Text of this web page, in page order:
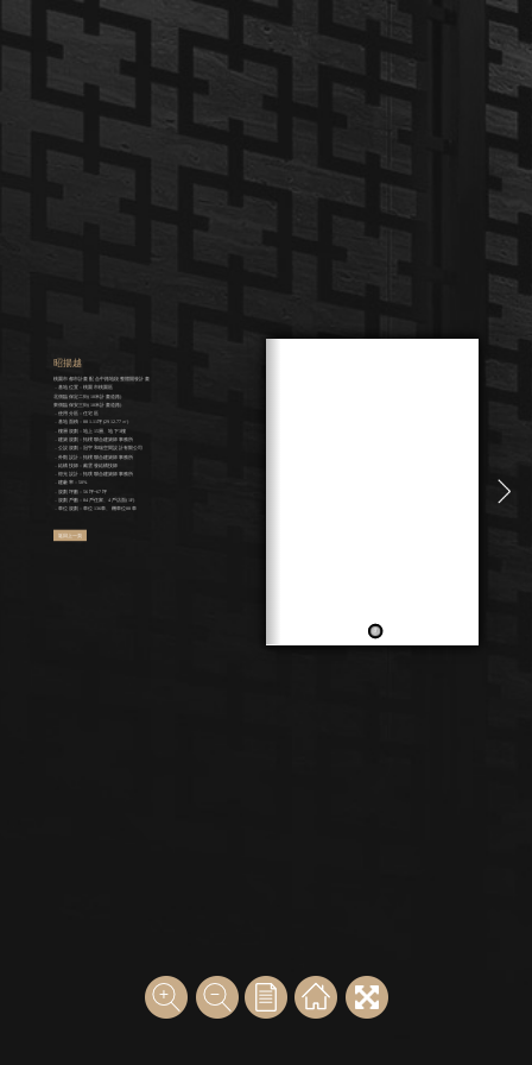
昭揚越
桃園市都市計畫 配合中路地段整體開發計畫
．基地位置：桃園市桃園區
北側臨保定二街(10米計畫道路)
東側臨保安三街(10米計畫道路)
．使用分區：住宅區
．基地面積：881.11坪(2912.77㎡)
．樓層規劃：地上15層、地下3樓
．建築規劃：拓樸聯合建築師事務所
．公設規劃：冠宇和瑞空間設計有限公司
．外觀設計：拓樸聯合建築師事務所
．結構技師：戴雲發結構技師
．燈光設計：拓璞聯合建築師事務所
．建蔽率：50%
．規劃坪數：56坪~67坪
．規劃戶數：84戶住家、4戶店面(1F)
．車位規劃：車位136車、機車位88車
返回上一頁